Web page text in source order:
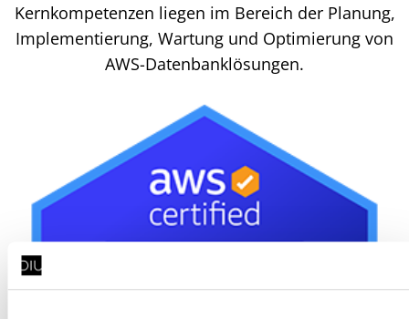
Kernkompetenzen liegen im Bereich der Planung,
Implementierung, Wartung und Optimierung von
AWS-Datenbanklösungen.